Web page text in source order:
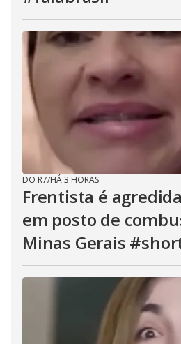
DO R7/HÁ 3 HORAS
Frentista é
em posto de
Minas Gerais